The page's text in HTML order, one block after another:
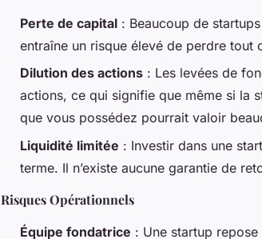
Perte de capital : Beaucoup de
entraîne un risque élevé de perdre tout
Dilution des actions : Les levées de
actions, ce qui signifie que même si la
que vous possédez pourrait valoir
Liquidité limitée : Investir dans une
terme. Il n’existe aucune garantie de
Risques Opérationnels
Équipe fondatrice : Une startup